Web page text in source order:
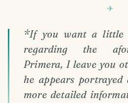
*If you want a little
regarding the
Primera, I leave you
he appears
more detailed